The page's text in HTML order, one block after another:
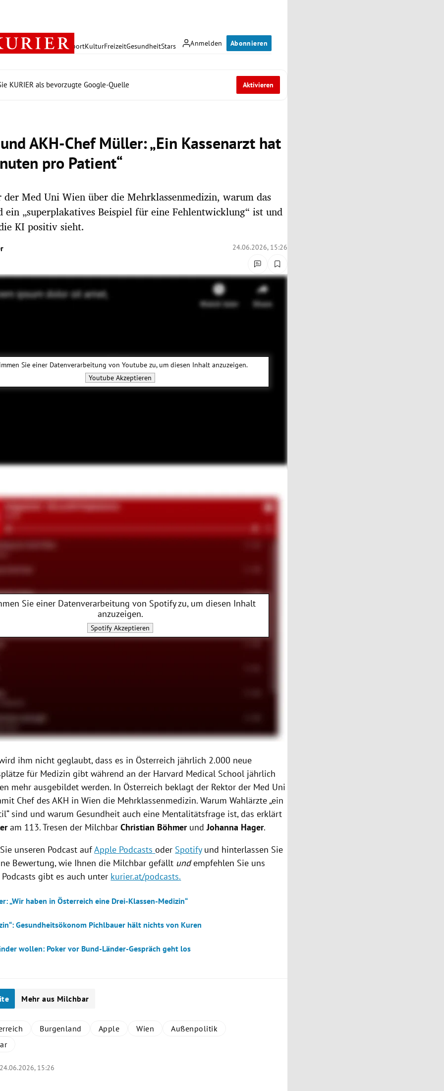
Anmelden Abonnieren
PolitikWirtschaft SportKulturFreizeitGesundheitStars
KURIER als bevorzugte Google-Quelle Aktivieren
AKH-Chef Müller: „Ein Kassenarzt hat
pro Patient“
der Med Uni Wien über die Mehrklassenmedizin, warum das
ein „superplakatives Beispiel für eine Fehlentwicklung“ ist und
KI positiv sieht.
24.06.2026, 15:26
Sie einer Datenverarbeitung von Youtubezu, um diesen Inhalt anzuzeigen.
Youtube Akzeptieren
Sie einer Datenverarbeitung von Spotifyzu, um diesen Inhalt
anzuzeigen.
Spotify Akzeptieren
ihm nicht geglaubt, dass es in Österreich jährlich 2.000 neue
für Medizin gibt während an der Harvard Medical School jährlich
mehr ausgebildet werden. In Österreich beklagt der Rektor der Med Uni
Chef des AKH in Wien die Mehrklassenmedizin. Warum Wahlärzte „ein
sind und warum Gesundheit auch eine Mentalitätsfrage ist, das erklärt
am 113. Tresen der MilchbarChristian Böhmer undJohanna Hager.
unseren Podcast aufApple Podcasts oder Spotifyund hinterlassen Sie
Bewertung, wie Ihnen die Milchbar gefällt undempfehlen Sie uns
gibt es auch unter kurier.at/podcasts.
„Wir haben in Österreich eine Drei-Klassen-Medizin“
Gesundheitsökonom Pichlbauer hält nichts von Kuren
wollen: Poker vor Bund-Länder-Gespräch geht los
Mehr aus Milchbar
Burgenland Apple Wien
Außenpolitik
24.06.2026, 15:26